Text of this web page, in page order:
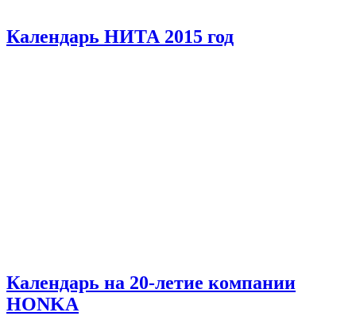
Календарь НИТА 2015 год
Календарь на 20-летие компании
HONKA